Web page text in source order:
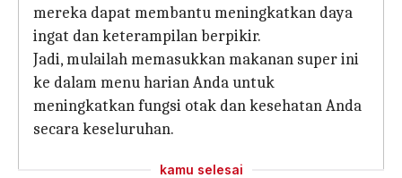
mereka dapat membantu meningkatkan daya
ingat dan keterampilan berpikir.
Jadi, mulailah memasukkan makanan super ini
ke dalam menu harian Anda untuk
meningkatkan fungsi otak dan kesehatan Anda
secara keseluruhan.
kamu selesai